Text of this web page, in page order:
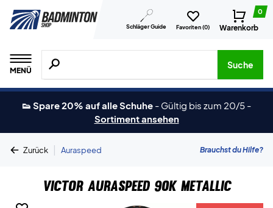
Schläger Guide Favoriten (0)
0
Warenkorb
MENÜ
Suche nach Produkten, Marken usw.
Suche
👟 Spare 20% auf alle Schuhe - Gültig bis zum 20/5 -
Sortiment ansehen
Zurück | Auraspeed Brauchst du Hilfe?
Victor Auraspeed 90K Metallic